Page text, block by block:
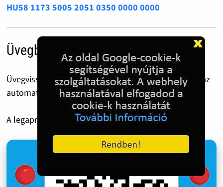
HU58 1173 5005 2051 0350 0000 0000
Üvegbetét díj
Üvegvisszaváltás előtt ezt a QR kódot csippantsd le az
automatánál.
A legapróbb 50 Forint is óriási segítség!